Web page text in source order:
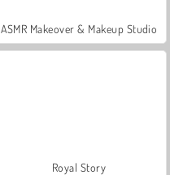
ASMR Makeover & Makeup Studio
Royal Story